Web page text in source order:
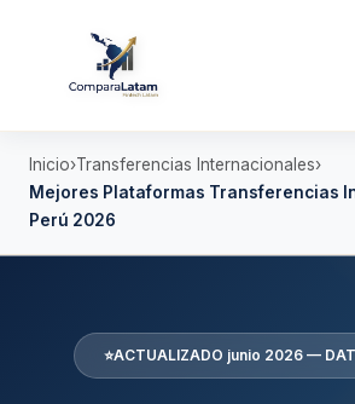
Inicio Transferencias Internacionales
Mejores Plataformas Transferencias
Perú 2026
⭐ACTUALIZADO junio 2026 —